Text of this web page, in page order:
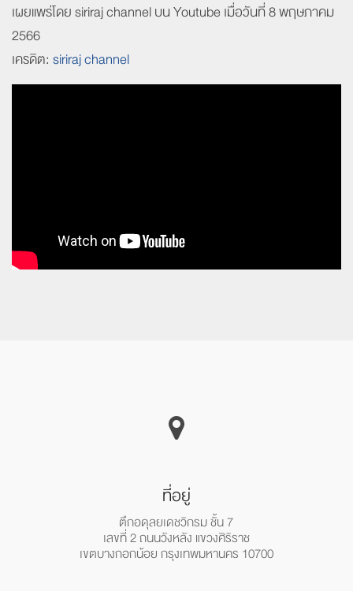
เผยแพร่โดย siriraj channel บน Youtube เมื่อวันที่ 8 พฤษภาคม
2566
เครดิต: siriraj channel
ที่อยู่
ตึกอดุลยเดชวิกรม ชั้น 7
เลขที่ 2 ถนนวังหลัง แขวงศิริราช
เขตบางกอกน้อย กรุงเทพมหานคร 10700